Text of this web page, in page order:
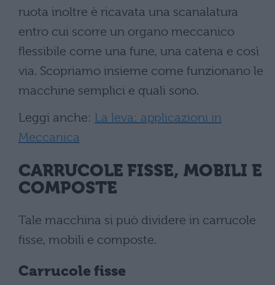
ruota inoltre è ricavata una scanalatura
entro cui scorre un organo meccanico
flessibile come una fune, una catena e così
via. Scopriamo insieme come funzionano le
macchine semplici e quali sono.
Leggi anche: La leva: applicazioni in
Meccanica
CARRUCOLE FISSE, MOBILI E
COMPOSTE
Tale macchina si può dividere in carrucole
fisse, mobili e composte.
Carrucole fisse